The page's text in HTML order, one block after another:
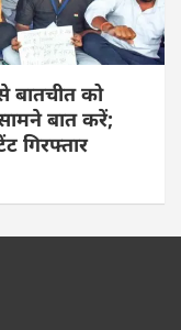
बातचीत को
बात करें;
गिरफ्तार